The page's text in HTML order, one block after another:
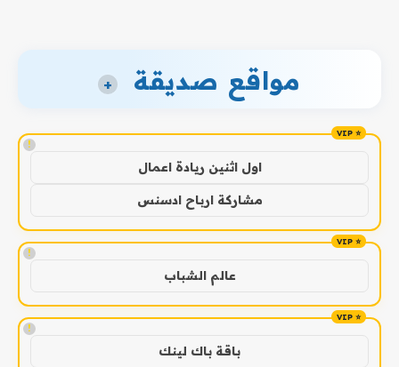
مواقع صديقة +
!
اول اثنين ريادة اعمال
مشاركة ارباح ادسنس
!
عالم الشباب
!
باقة باك لينك